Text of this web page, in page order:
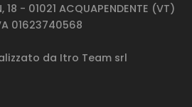
18 - 01021 ACQUAPENDENTE (VT)
01623740568
da Itro Team srl